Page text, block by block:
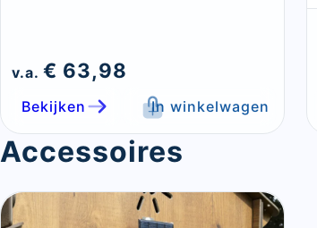
v.a. € 63,98
Bekijken In winkelwagen
Accessoires